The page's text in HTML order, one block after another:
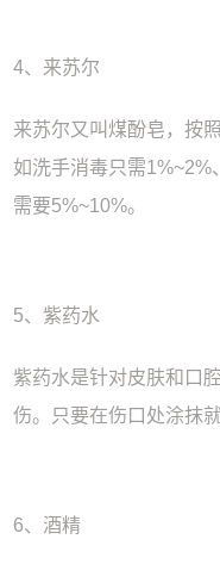
4、来苏尔
来苏尔又叫煤酚皂，按
如洗手消毒只需1%~2%
需要5%~10%。
5、紫药水
紫药水是针对皮肤和口
伤。只要在伤口处涂抹就
6、酒精